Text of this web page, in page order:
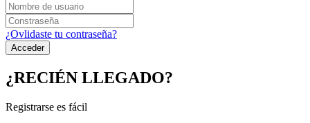
¿Ovlidaste tu contraseña?
¿RECIÉN LLEGADO?
Registrarse es fácil